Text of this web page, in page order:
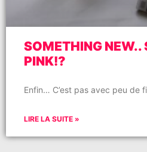
SOMETHING NEW..
PINK!?
Enfin… C’est pas avec peu de
LIRE LA SUITE »